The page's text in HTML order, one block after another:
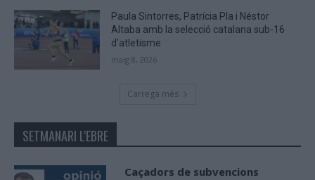
Paula Sintorres, Patrícia Pla i Néstor
Altaba amb la selecció catalana sub-16
d’atletisme
maig 8, 2026
Carrega més
SETMANARI L'EBRE
Caçadors de subvencions